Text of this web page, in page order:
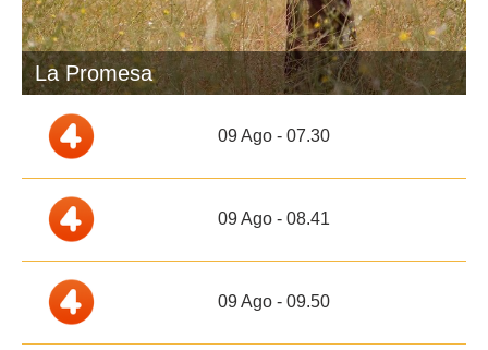
La Promesa
09 Ago - 07.30
09 Ago - 08.41
09 Ago - 09.50